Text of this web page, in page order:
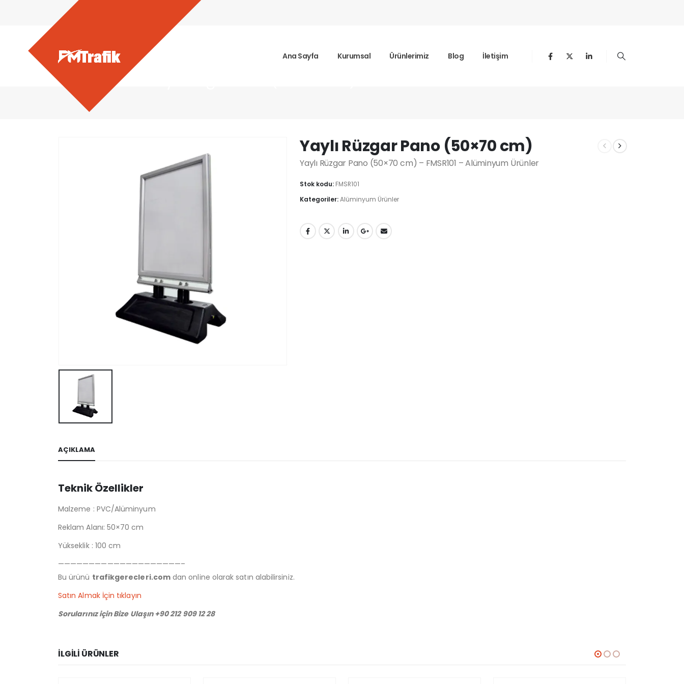
Ana Sayfa Kurumsal Ürünlerimiz Blog İletişim
Ürünlerimiz - Yaylı Rüzgar Pano (50×70 cm)
Yaylı Rüzgar Pano (50×70 cm)
Yaylı Rüzgar Pano (50×70 cm) – FMSR101 – Alüminyum Ürünler
Stok kodu: FMSR101
Kategoriler:Alüminyum Ürünler
AÇIKLAMA
Teknik Özellikler
Malzeme : PVC/Alüminyum
Reklam Alanı: 50×70 cm
Yükseklik : 100 cm
————————————————————–
Bu ürünü trafikgerecleri.comdan online olarak satın alabilirsiniz.
Satın Almak İçin tıklayın
Sorularınız için Bize Ulaşın +90 212 909 12 28
İLGILI ÜRÜNLER